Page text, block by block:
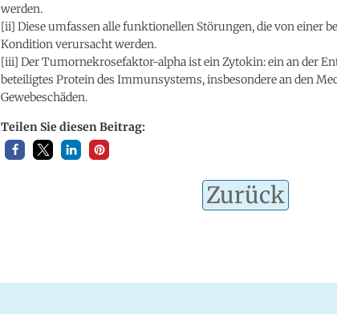
werden.
[ii] Diese umfassen alle funktionellen Störungen, die von einer
Kondition verursacht werden.
[iii] Der Tumornekrosefaktor-alpha ist ein Zytokin: ein an der
beteiligtes Protein des Immunsystems, insbesondere an den
Gewebeschäden.
Teilen Sie diesen Beitrag:
Zurück